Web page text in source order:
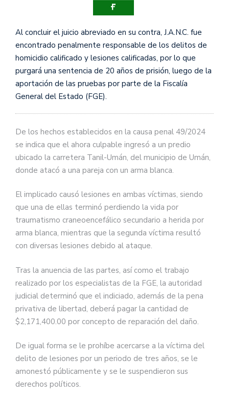
Al concluir el juicio abreviado en su contra, J.A.N.C. fue
encontrado penalmente responsable de los delitos de
homicidio calificado y lesiones calificadas, por lo que
purgará una sentencia de 20 años de prisión, luego de la
aportación de las pruebas por parte de la Fiscalía
General del Estado (FGE).
De los hechos establecidos en la causa penal 49/2024
se indica que el ahora culpable ingresó a un predio
ubicado la carretera Tanil-Umán, del municipio de Umán,
donde atacó a una pareja con un arma blanca.
El implicado causó lesiones en ambas víctimas, siendo
que una de ellas terminó perdiendo la vida por
traumatismo craneoencefálico secundario a herida por
arma blanca, mientras que la segunda víctima resultó
con diversas lesiones debido al ataque.
Tras la anuencia de las partes, así como el trabajo
realizado por los especialistas de la FGE, la autoridad
judicial determinó que el indiciado, además de la pena
privativa de libertad, deberá pagar la cantidad de
$2,171,400.00 por concepto de reparación del daño.
De igual forma se le prohíbe acercarse a la víctima del
delito de lesiones por un periodo de tres años, se le
amonestó públicamente y se le suspendieron sus
derechos políticos.